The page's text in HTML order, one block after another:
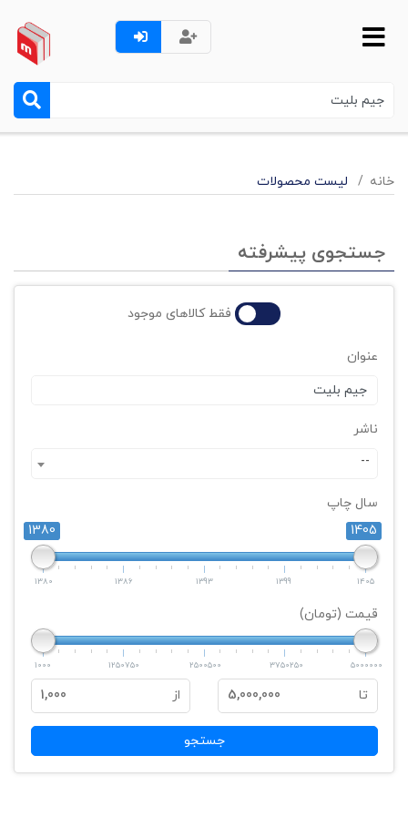
خانه لیست محصولات
جستجوی پیشرفته
فقط کالاهای موجود
عنوان
ناشر
--
سال چاپ
1380
1405
1380 1386 1393 1399 1405
قیمت (تومان)
1000 1250750 2500500 3750250 5000000
تا 5,000,000 از 1,000
جستجو